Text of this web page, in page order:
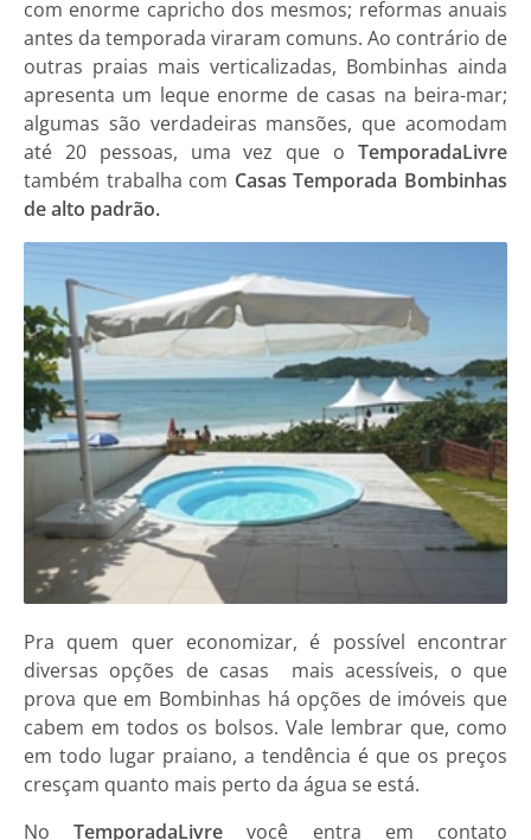
com enorme capricho dos mesmos; reformas anuais
antes da temporada viraram comuns. Ao contrário de
outras praias mais verticalizadas, Bombinhas ainda
apresenta um leque enorme de casas na beira-mar;
algumas são verdadeiras mansões, que acomodam
até 20 pessoas, uma vez que o TemporadaLivre
também trabalha com Casas Temporada Bombinhas
de alto padrão.
Pra quem quer economizar, é possível encontrar
diversas opções de casas mais acessíveis, o que
prova que em Bombinhas há opções de imóveis que
cabem em todos os bolsos. Vale lembrar que, como
em todo lugar praiano, a tendência é que os preços
cresçam quanto mais perto da água se está.
NoTemporadaLivrevocê entra em contato